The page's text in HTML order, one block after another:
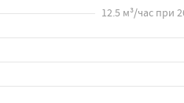
12.5 м³/час при